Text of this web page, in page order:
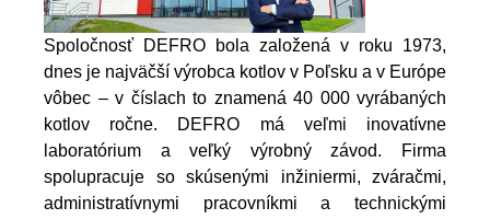
Spoločnosť DEFRO bola založená v roku 1973,
dnes je najväčší výrobca kotlov v Poľsku a v Európe
vôbec – v číslach to znamená 40 000 vyrábaných
kotlov ročne. DEFRO má veľmi inovatívne
laboratórium a veľký výrobný závod. Firma
spolupracuje so skúsenými inžiniermi, zváračmi,
administratívnymi pracovníkmi a technickými